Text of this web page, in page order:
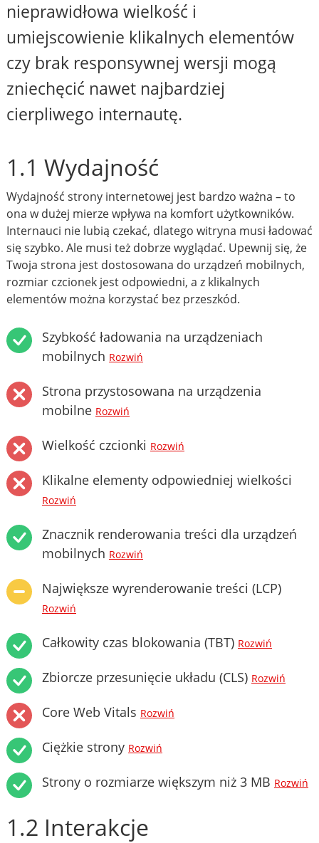
nieprawidłowa wielkość i
umiejscowienie klikalnych elementów
czy brak responsywnej wersji mogą
zniechęcić nawet najbardziej
cierpliwego internautę.
1.1 Wydajność
Wydajność strony internetowej jest bardzo ważna – to
ona w dużej mierze wpływa na komfort użytkowników.
Internauci nie lubią czekać, dlatego witryna musi ładować
się szybko. Ale musi też dobrze wyglądać. Upewnij się, że
Twoja strona jest dostosowana do urządzeń mobilnych,
rozmiar czcionek jest odpowiedni, a z klikalnych
elementów można korzystać bez przeszkód.
Szybkość ładowania na urządzeniach
mobilnych Rozwiń
Strona przystosowana na urządzenia
mobilne Rozwiń
Wielkość czcionki Rozwiń
Klikalne elementy odpowiedniej wielkości
Rozwiń
Znacznik renderowania treści dla urządzeń
mobilnych Rozwiń
Największe wyrenderowanie treści (LCP)
Rozwiń
Całkowity czas blokowania (TBT) Rozwiń
Zbiorcze przesunięcie układu (CLS) Rozwiń
Core Web Vitals Rozwiń
Ciężkie strony Rozwiń
Strony o rozmiarze większym niż 3 MB Rozwiń
1.2 Interakcje